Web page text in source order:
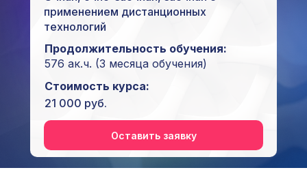
Оставить заявку
применением дистанционных
технологий
Стоимость курса:
21 000 руб.
Продолжительность обучения:
576 ак.ч. (3 месяца обучения)